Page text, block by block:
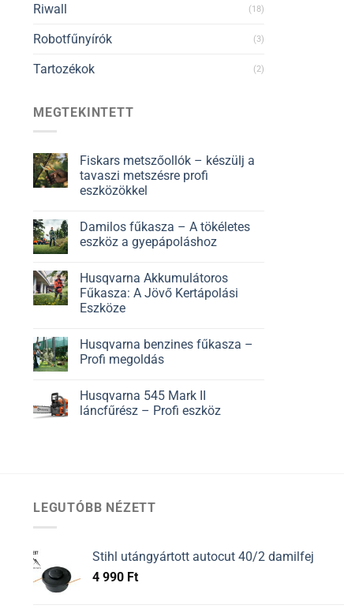
Riwall (18)
Robotfűnyírók (3)
Tartozékok (2)
MEGTEKINTETT
Fiskars metszőollók – készülj a
tavaszi metszésre profi
eszközökkel
Damilos fűkasza – A tökéletes
eszköz a gyepápoláshoz
Husqvarna Akkumulátoros
Fűkasza: A Jövő Kertápolási
Eszköze
Husqvarna benzines fűkasza –
Profi megoldás
Husqvarna 545 Mark II
láncfűrész – Profi eszköz
LEGUTÓBB NÉZETT
Stihl utángyártott autocut 40/2 damilfej
4 990 Ft